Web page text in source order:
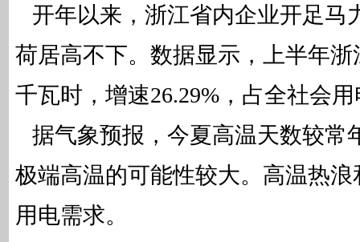
开年以来，浙江省内企业开足马
荷居高不下。数据显示，上半年浙
千瓦时，增速26.29%，占全社会
据气象预报，今夏高温天数较常
极端高温的可能性较大。高温热
用电需求。